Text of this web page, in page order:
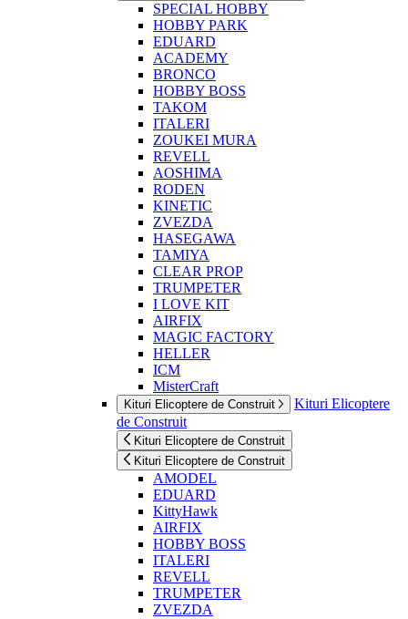
SPECIAL HOBBY
HOBBY PARK
EDUARD
ACADEMY
BRONCO
HOBBY BOSS
TAKOM
ITALERI
ZOUKEI MURA
REVELL
AOSHIMA
RODEN
KINETIC
ZVEZDA
HASEGAWA
TAMIYA
CLEAR PROP
TRUMPETER
I LOVE KIT
AIRFIX
MAGIC FACTORY
HELLER
ICM
MisterCraft
Kituri Elicoptere de Construit
Kituri Elicoptere
de Construit
Kituri Elicoptere de Construit
Kituri Elicoptere de Construit
AMODEL
EDUARD
KittyHawk
AIRFIX
HOBBY BOSS
ITALERI
REVELL
TRUMPETER
ZVEZDA